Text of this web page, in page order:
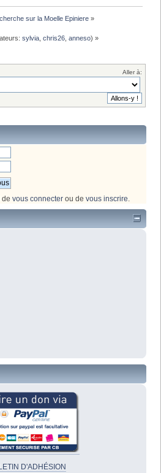
sur la Moelle Epiniere »
sylvia ,chris26 ,anneso) »
Aller à:
de vous connecter ou de vous inscrire.
D'ADHÉSION